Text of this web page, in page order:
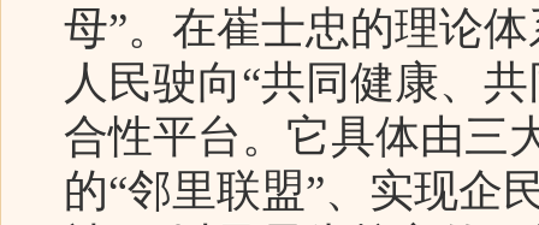
母”。在崔士忠的理论
人民驶向“共同健康、
合性平台。它具体由三
的“邻里联盟”、实现企